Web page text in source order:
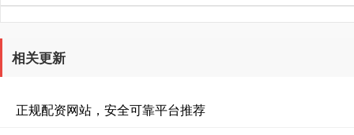
相关更新
正规配资网站，安全可靠平台推荐